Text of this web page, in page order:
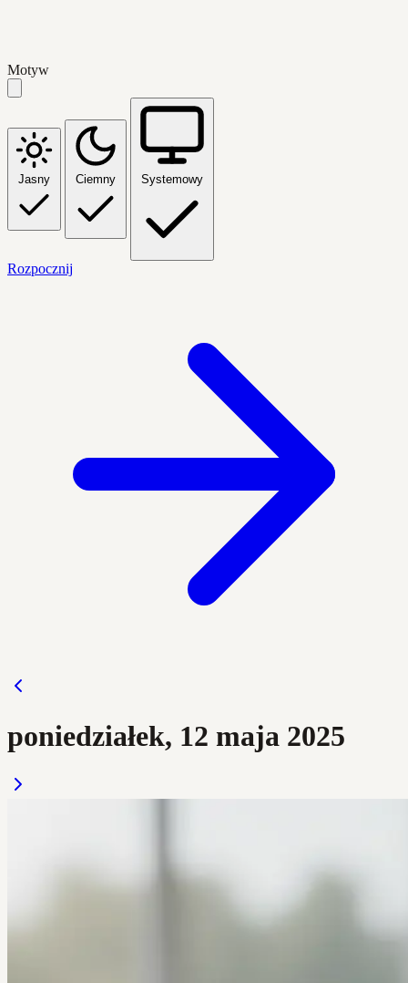
Motyw
Jasny Ciemny Systemowy
Rozpocznij
poniedziałek, 12 maja 2025